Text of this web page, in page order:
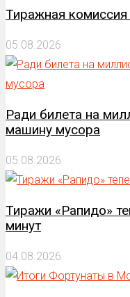
Тиражная
05.08.2026
Ради билета на
машину мусора
05.08.2026
Тиражи «Рапидо»
минут
04.08.2026